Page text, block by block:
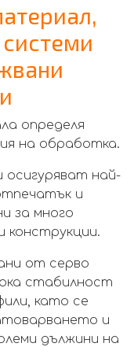
определя
на обработка.
осигуряват най-
и
за много
от серво
стабилност
като се
и
дължини на